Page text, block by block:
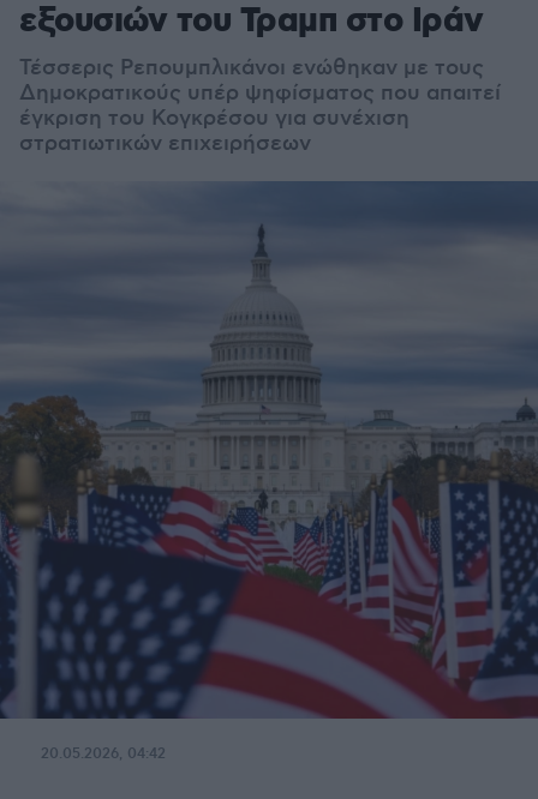
εξουσιών του Τραμπ στο Ιράν
Τέσσερις Ρεπουμπλικάνοι ενώθηκαν με τους
Δημοκρατικούς υπέρ ψηφίσματος που απαιτεί
έγκριση του Κογκρέσου για συνέχιση
στρατιωτικών επιχειρήσεων
20.05.2026, 04:42